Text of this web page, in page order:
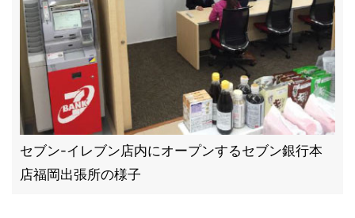
セブン-イレブン店内にオープンするセブン銀行本
店福岡出張所の様子